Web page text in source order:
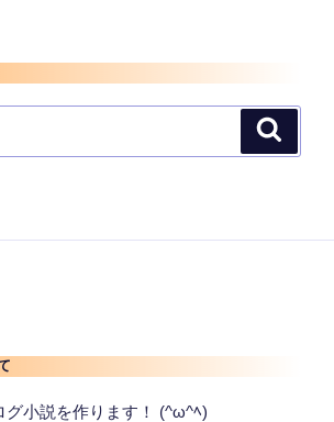
グ小説を作ります！ (^ω^ﾍ)